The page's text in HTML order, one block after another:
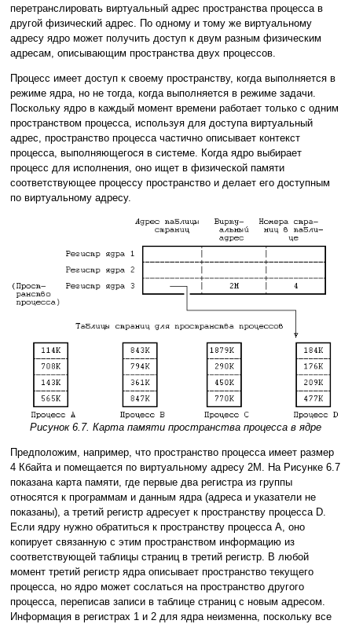
перетранслировать виртуальный адрес пространства процесса в
другой физический адрес. По одному и тому же виртуальному
адресу ядро может получить доступ к двум разным физическим
адресам, описывающим пространства двух процессов.
Процесс имеет доступ к своему пространству, когда выполняется в
режиме ядра, но не тогда, когда выполняется в режиме задачи.
Поскольку ядро в каждый момент времени работает только с одним
пространством процесса, используя для доступа виртуальный
адрес, пространство процесса частично описывает контекст
процесса, выполняющегося в системе. Когда ядро выбирает
процесс для исполнения, оно ищет в физической памяти
соответствующее процессу пространство и делает его доступным
по виртуальному адресу.
Рисунок 6.7. Карта памяти пространства процесса в ядре
Предположим, например, что пространство процесса имеет размер
4 Кбайта и помещается по виртуальному адресу 2М. На Рисунке 6.7
показана карта памяти, где первые два регистра из группы
относятся к программам и данным ядра (адреса и указатели не
показаны), а третий регистр адресует к пространству процесса D.
Если ядру нужно обратиться к пространству процесса A, оно
копирует связанную с этим пространством информацию из
соответствующей таблицы страниц в третий регистр. В любой
момент третий регистр ядра описывает пространство текущего
процесса, но ядро может сослаться на пространство другого
процесса, переписав записи в таблице страниц с новым адресом.
Информация в регистрах 1 и 2 для ядра неизменна, поскольку все